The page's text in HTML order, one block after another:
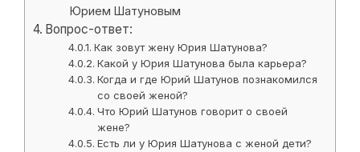
Юрием Шатуновым
Вопрос-ответ:
Как зовут жену Юрия Шатунова?
Какой у Юрия Шатунова была карьера?
Когда и где Юрий Шатунов познакомился
со своей женой?
Что Юрий Шатунов говорит о своей
жене?
Есть ли у Юрия Шатунова с женой дети?